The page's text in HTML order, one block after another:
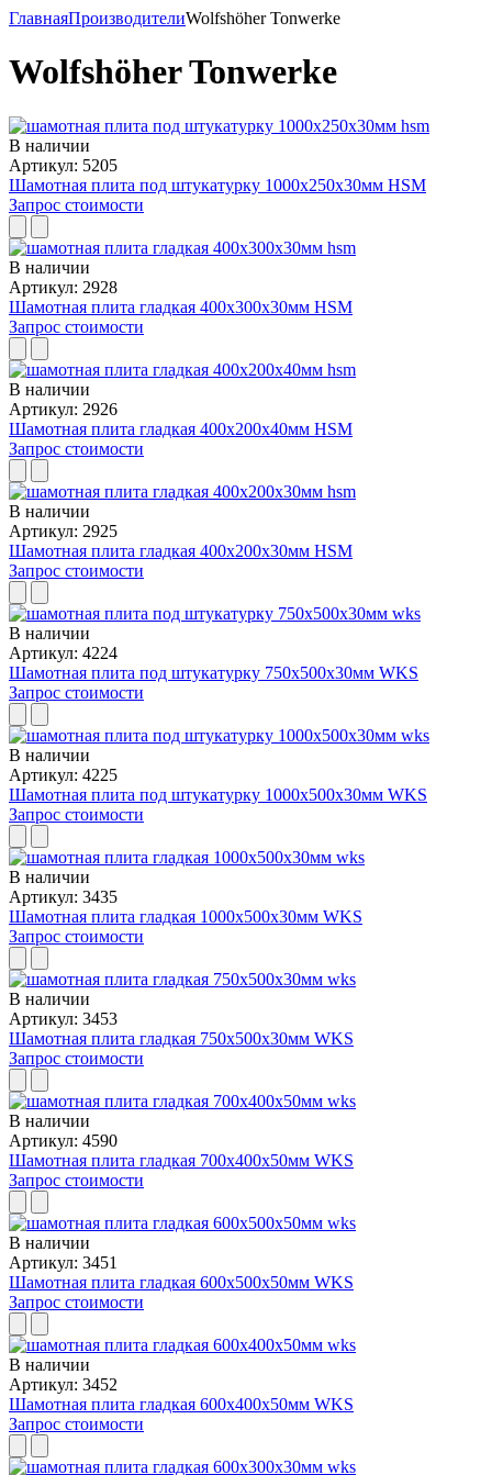
ГлавнаяПроизводителиWolfshöher Tonwerke
Wolfshöher Tonwerke
В наличии
Артикул: 5205
Шамотная плита под штукатурку 1000x250x30мм HSM
Запрос стоимости
В наличии
Артикул: 2928
Шамотная плита гладкая 400x300x30мм HSM
Запрос стоимости
В наличии
Артикул: 2926
Шамотная плита гладкая 400x200x40мм HSM
Запрос стоимости
В наличии
Артикул: 2925
Шамотная плита гладкая 400x200x30мм HSM
Запрос стоимости
В наличии
Артикул: 4224
Шамотная плита под штукатурку 750x500x30мм WKS
Запрос стоимости
В наличии
Артикул: 4225
Шамотная плита под штукатурку 1000x500x30мм WKS
Запрос стоимости
В наличии
Артикул: 3435
Шамотная плита гладкая 1000x500x30мм WKS
Запрос стоимости
В наличии
Артикул: 3453
Шамотная плита гладкая 750x500x30мм WKS
Запрос стоимости
В наличии
Артикул: 4590
Шамотная плита гладкая 700x400x50мм WKS
Запрос стоимости
В наличии
Артикул: 3451
Шамотная плита гладкая 600x500x50мм WKS
Запрос стоимости
В наличии
Артикул: 3452
Шамотная плита гладкая 600x400x50мм WKS
Запрос стоимости